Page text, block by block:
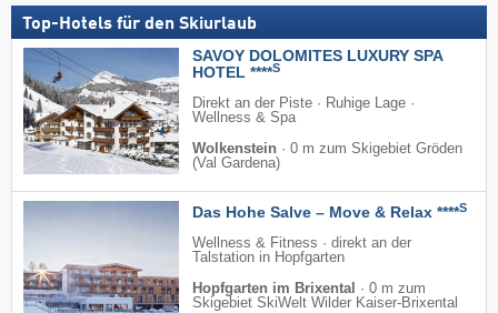
Top-Hotels für den Skiurlaub
SAVOY DOLOMITES LUXURY SPA
HOTEL ****S
Direkt an der Piste · Ruhige Lage ·
Wellness & Spa
Wolkenstein · 0 m zum Skigebiet Gröden
(Val Gardena)
Das Hohe Salve – Move & Relax ****S
Wellness & Fitness · direkt an der
Talstation in Hopfgarten
Hopfgarten im Brixental · 0 m zum
Skigebiet SkiWelt Wilder Kaiser-Brixental